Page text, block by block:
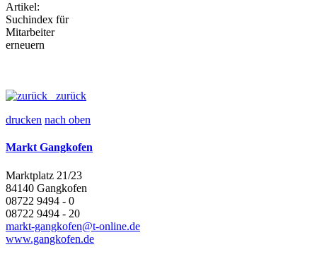
zurück
drucken nach oben
Markt Gangkofen
Marktplatz 21/23
84140 Gangkofen
08722 9494 - 0
08722 9494 - 20
markt-gangkofen@t-online.de
www.gangkofen.de